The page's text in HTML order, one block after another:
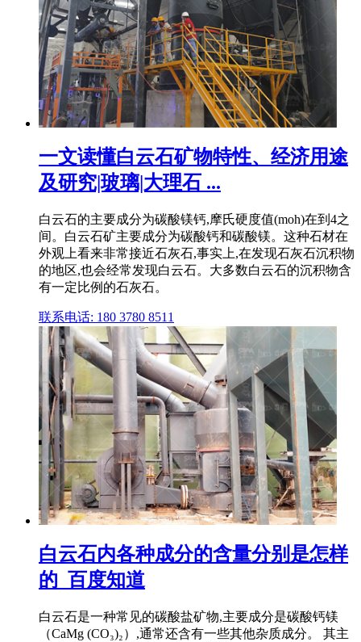
一文读懂白云石矿物特性、经济用途
及研究|玻璃|大理石 ...
白云石的主要成分为碳酸镁钙,摩氏硬度值(moh)在到4之
间。白云石矿主要成分为碳酸钙和碳酸镁。这种石材在
外观上看来非常接近石灰石,事实上,在发现石灰石沉积物
的地区,也会经常发现白云石。大多数白云石的沉积物含
有一定比例的石灰石。
联系电话: 180 3780 8511
白云石内各种成分的含量分别是怎样
的_百度知道
白云石是一种常见的碳酸盐矿物,主要成分是碳酸钙镁
（CaMg (CO₃)₂）,通常还含有一些其他杂质成分。 其主